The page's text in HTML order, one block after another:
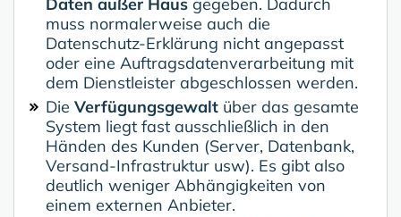
Daten außer Haus gegeben. Dadurch
muss normalerweise auch die
Datenschutz-Erklärung nicht angepasst
oder eine Auftragsdatenverarbeitung mit
dem Dienstleister abgeschlossen werden.
Die Verfügungsgewalt über das gesamte
System liegt fast ausschließlich in den
Händen des Kunden (Server, Datenbank,
Versand-Infrastruktur usw). Es gibt also
deutlich weniger Abhängigkeiten von
einem externen Anbieter.